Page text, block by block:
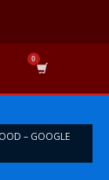
– GOOGLE